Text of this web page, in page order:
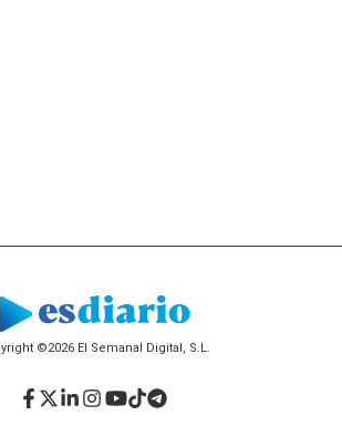
©2026 El Semanal Digital, S.L.
Facebook
Twitter
LinkedIn
Instagram
YouTube
TikTok
Telegram